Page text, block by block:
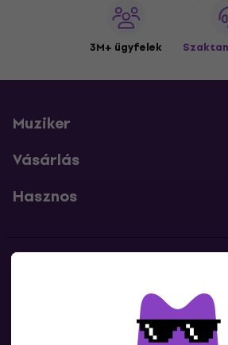
3M+ ügyfelek
Muziker
Vásárlás
Hasznos
Lépj kapcsolatba